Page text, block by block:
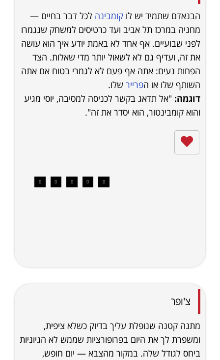
הבנאדם שתמיד יש לו קומבינה לכל דבר בחיים —
מחניה במרכז תל אביב ועד כרטיסים למשחק שנגמרו
לפני שבועיים. אף אחד לא באמת יודע איך הוא עושה
את זה, ועדיף גם לא לשאול יותר מדי שאלות. הצד
הפחות נעים: אתה אף פעם לא לגמרי בטוח אם אתה
השותף שלו או הפרייר שלו.
דוגמה: "אל תדאג בקשר לכניסה למסיבה, יוסי מגיע
והוא קומבינטור, הוא יסדר את זה".
צ'ופר
מתנה קטנה שנופלת עליך בדיוק כשלא ציפית,
ומשפרת לך את היום בפרופורציות שממש לא הגיוניות
ביחס לגודל שלה. במקור מהצבא — יום חופש,